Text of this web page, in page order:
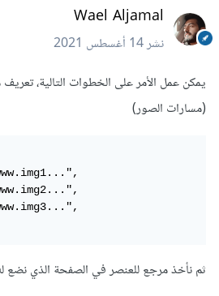
Wael Aljamal
نشر14 أغسطس 2021
يمكن عمل الأمر على الخطوات التالية،
(مسارات الصور)
ثم نأخذ مرجع للعنصر في الصفحة الذي نضع